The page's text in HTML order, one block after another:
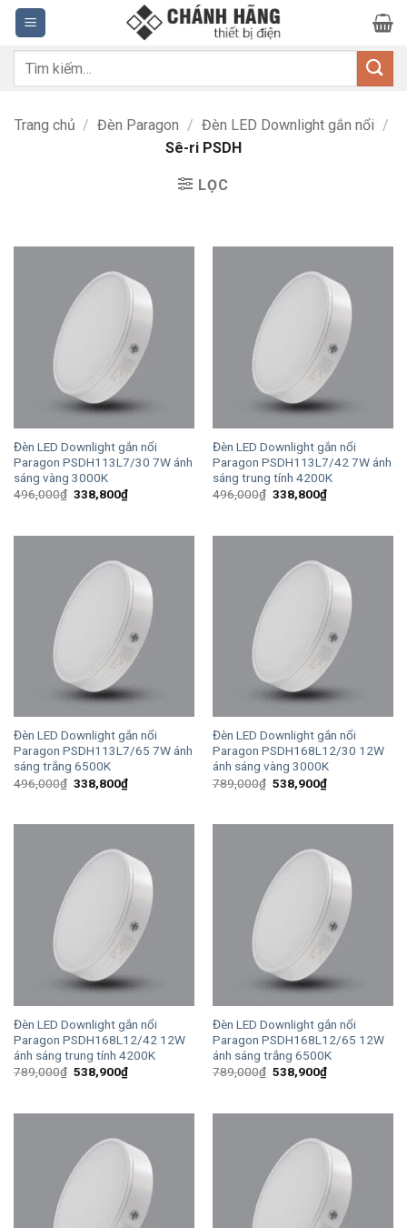
Bỏ
qua
nội
dung
Tìm
Trang chủ / Đèn Paragon / Đèn LED Downlight gắn nổi /
Sê-ri PSDH
LỌC
Đèn LED Downlight gắn nổi
Paragon PSDH113L7/30 7W ánh
sáng vàng 3000K
496,000₫ Giá
338,800₫Giá
hiện
338,800₫.
Đèn LED Downlight gắn nổi
Paragon PSDH113L7/42 7W ánh
sáng trung tính 4200K
496,000₫ Giá
338,800₫Giá
hiện
338,800₫.
Đèn LED Downlight gắn nổi
Paragon PSDH113L7/65 7W ánh
sáng trắng 6500K
496,000₫ Giá
338,800₫Giá
hiện
Đèn LED Downlight gắn nổi
Paragon PSDH168L12/30 12W
ánh sáng vàng 3000K
789,000₫ Giá
538,900₫Giá
hiện
Đèn LED Downlight gắn nổi
Paragon PSDH168L12/42 12W
ánh sáng trung tính 4200K
789,000₫ Giá
538,900₫Giá
hiện
538,900₫.
Đèn LED Downlight gắn nổi
Paragon PSDH168L12/65 12W
ánh sáng trắng 6500K
789,000₫ Giá
538,900₫Giá
hiện
538,900₫.